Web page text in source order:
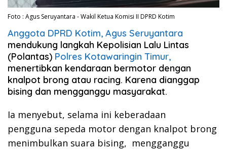
Foto : Agus Seruyantara - Wakil Ketua Komisi II DPRD Kotim
Anggota DPRD Kotim, Agus Seruyantara
mendukung langkah Kepolisian Lalu Lintas
(Polantas) Polres Kotawaringin Timur,
menertibkan kendaraan bermotor dengan
knalpot brong atau racing. Karena dianggap
bising dan mengganggu masyarakat.
Ia menyebut, selama ini keberadaan
pengguna sepeda motor dengan knalpot brong
menimbulkan suara bising, mengganggu